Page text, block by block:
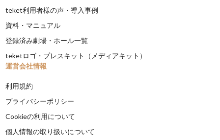
teket利用者様の声・導入事例
資料・マニュアル
登録済み劇場・ホール一覧
teketロゴ・プレスキット（メディアキット）
運営会社情報
利用規約
プライバシーポリシー
Cookieの利用について
個人情報の取り扱いについて